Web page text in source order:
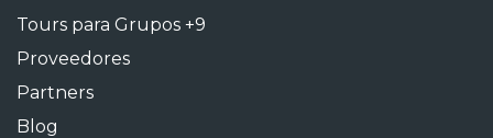
Tours para Grupos +9
Proveedores
Partners
Blog